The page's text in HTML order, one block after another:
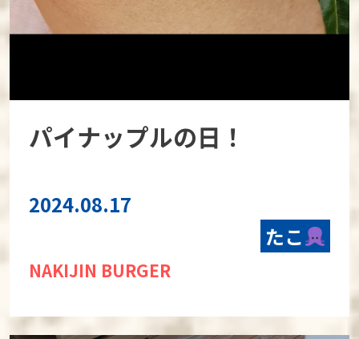
パイナップルの日！
2024.08.17
たこ
NAKIJIN BURGER